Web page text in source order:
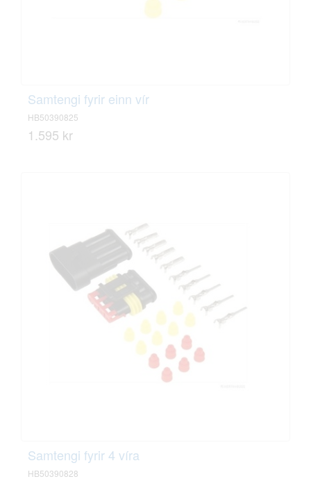
Samtengi fyrir einn vír
HB50390825
1.595 kr
Samtengi fyrir 4 víra
HB50390828